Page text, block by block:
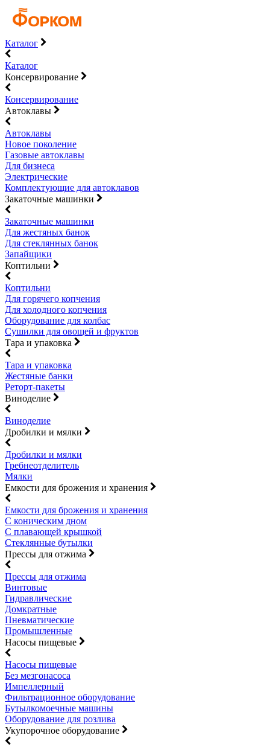
Каталог
Каталог
Консервирование
Консервирование
Автоклавы
Автоклавы
Новое поколение
Газовые автоклавы
Для бизнеса
Электрические
Комплектующие для автоклавов
Закаточные машинки
Закаточные машинки
Для жестяных банок
Для стеклянных банок
Запайщики
Коптильни
Коптильни
Для горячего копчения
Для холодного копчения
Оборудование для колбас
Сушилки для овощей и фруктов
Тара и упаковка
Тара и упаковка
Жестяные банки
Реторт-пакеты
Виноделие
Виноделие
Дробилки и мялки
Дробилки и мялки
Гребнеотделитель
Мялки
Емкости для брожения и хранения
Емкости для брожения и хранения
С коническим дном
С плавающей крышкой
Стеклянные бутылки
Прессы для отжима
Прессы для отжима
Винтовые
Гидравлические
Домкратные
Пневматические
Промышленные
Насосы пищевые
Насосы пищевые
Без мезгонасоса
Импеллерный
Фильтрационное оборудование
Бутылкомоечные машины
Оборудование для розлива
Укупорочное оборудование